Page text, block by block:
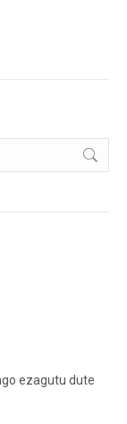
ezagutu dute